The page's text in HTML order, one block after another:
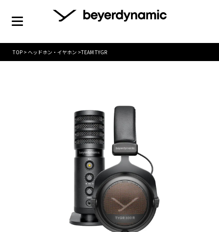
TOP > ヘッドホン・イヤホン >TEAM TYGR